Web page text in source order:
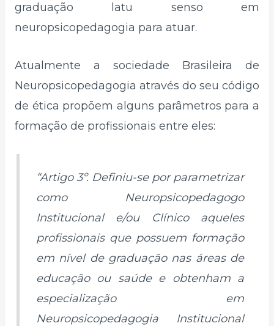
graduação latu senso em
neuropsicopedagogia para atuar.
Atualmente a sociedade Brasileira de
Neuropsicopedagogia através do seu código
de ética propõem alguns parâmetros para a
formação de profissionais entre eles:
“Artigo 3º. Definiu-se por parametrizar
como Neuropsicopedagogo
Institucional e/ou Clínico aqueles
profissionais que possuem formação
em nível de graduação nas áreas de
educação ou saúde e obtenham a
especialização em
Neuropsicopedagogia Institucional